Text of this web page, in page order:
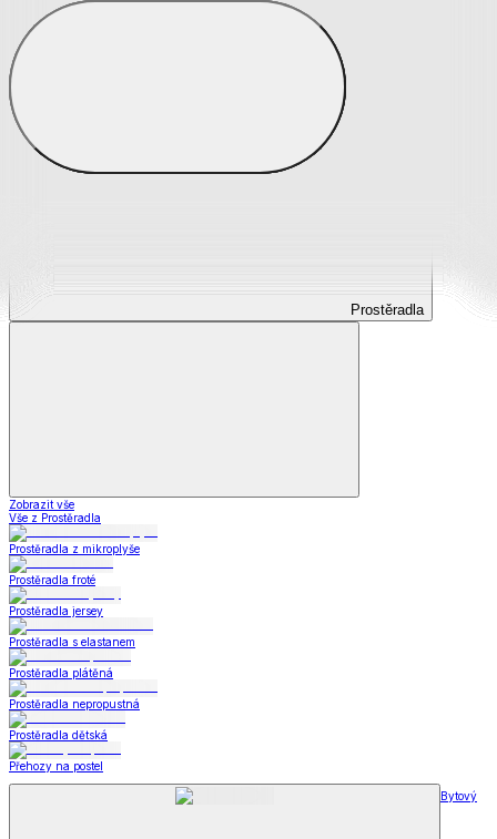
Prostěradla
Prostěradla
Zobrazit vše
Vše z Prostěradla
Prostěradla z mikroplyše
Prostěradla froté
Prostěradla jersey
Prostěradla s elastanem
Prostěradla plátěná
Prostěradla nepropustná
Prostěradla dětská
Přehozy na postel
Bytový